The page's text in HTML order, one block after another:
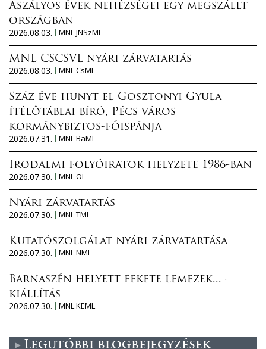
Aszályos évek nehézségei egy megszállt
országban
2026.08.03.
MNL JNSzML
MNL CSCSVL nyári zárvatartás
2026.08.03.
MNL CsML
Száz éve hunyt el Gosztonyi Gyula
ítélőtáblai bíró, Pécs város
kormánybiztos-főispánja
2026.07.31.
MNL BaML
Irodalmi folyóiratok helyzete 1986-ban
2026.07.30.
MNL OL
Nyári zárvatartás
2026.07.30.
MNL TML
Kutatószolgálat nyári zárvatartása
2026.07.30.
MNL NML
Barnaszén helyett fekete lemezek... -
kiállítás
2026.07.30.
MNL KEML
Legutóbbi blogbejegyzések